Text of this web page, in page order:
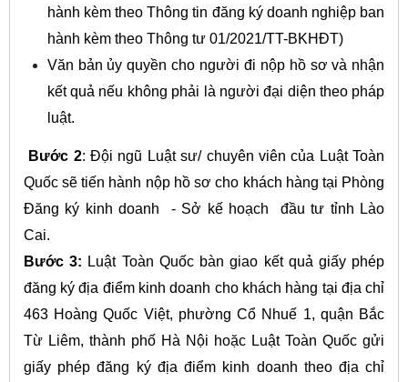
hành kèm theo Thông tin đăng ký doanh nghiệp ban
hành kèm theo Thông tư 01/2021/TT-BKHĐT)
Văn bản ủy quyền cho người đi nộp hồ sơ và nhận
kết quả nếu không phải là người đại diện theo pháp
luật.
Bước 2: Đội ngũ Luật sư/ chuyên viên của Luật Toàn
Quốc sẽ tiến hành nộp hồ sơ cho khách hàng tại Phòng
Đăng ký kinh doanh - Sở kế hoạch đầu tư tỉnh Lào
Cai.
Bước 3: Luật Toàn Quốc bàn giao kết quả giấy phép
đăng ký địa điểm kinh doanh cho khách hàng tại địa chỉ
463 Hoàng Quốc Việt, phường Cổ Nhuế 1, quận Bắc
Từ Liêm, thành phố Hà Nội hoặc Luật Toàn Quốc gửi
giấy phép đăng ký địa điểm kinh doanh theo địa chỉ